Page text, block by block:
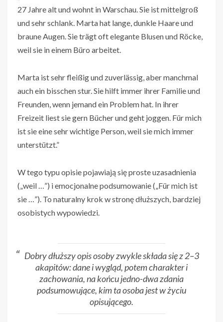
27 Jahre alt und wohnt in Warschau. Sie ist mittelgroß
und sehr schlank. Marta hat lange, dunkle Haare und
braune Augen. Sie trägt oft elegante Blusen und Röcke,
weil sie in einem Büro arbeitet.
Marta ist sehr fleißig und zuverlässig, aber manchmal
auch ein bisschen stur. Sie hilft immer ihrer Familie und
Freunden, wenn jemand ein Problem hat. In ihrer
Freizeit liest sie gern Bücher und geht joggen. Für mich
ist sie eine sehr wichtige Person, weil sie mich immer
unterstützt.”
W tego typu opisie pojawiają się proste uzasadnienia
(„weil …”) i emocjonalne podsumowanie („Für mich ist
sie …”). To naturalny krok w stronę dłuższych, bardziej
osobistych wypowiedzi.
Dobry dłuższy opis osoby zwykle składa się z 2–3
akapitów: dane i wygląd, potem charakter i
zachowania, na końcu jedno-dwa zdania
podsumowujące, kim ta osoba jest w życiu
opisującego.